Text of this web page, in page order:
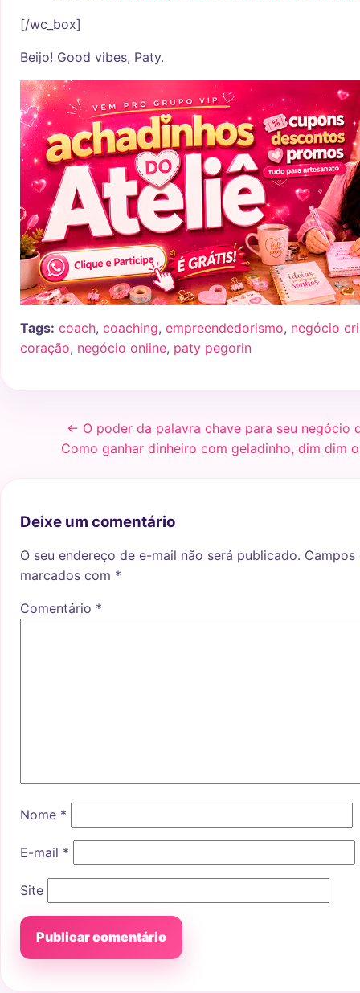
[/wc_box]
Beijo! Good vibes, Paty.
Tags: coach, coaching, empreendedorismo, negócio
coração, negócio online, paty pegorin
← O poder da palavra chave para seu negócio
Como ganhar dinheiro com geladinho, dim dim
Deixe um comentário
O seu endereço de e-mail não será publicado.
marcados com *
Comentário *
Nome *
E-mail *
Site